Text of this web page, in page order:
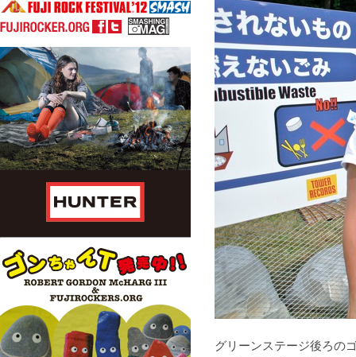
グリーンステージ後ろの